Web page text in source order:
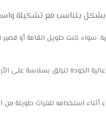
يتناسب مع تشكيلة
كنت طويل القامة أو قصير
الجودة تنزلق بسلاسة على
استخدامه لفترات طويلة من